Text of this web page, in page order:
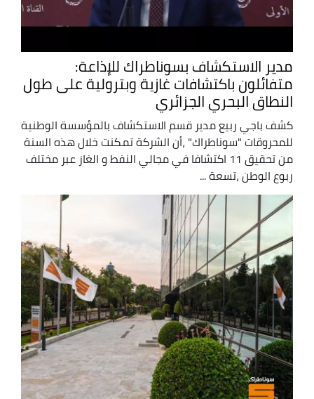
مدير الاستكشاف بسوناطراك للإذاعة:
متفائلون باكتشافات غازية وبترولية على طول
النطاق البحري الجزائري
كشف باجي ربيع مدير قسم الاستكشاف بالمؤسسة الوطنية
للمحروقات "سوناطراك" ،أن الشركة تمكنت خلال هذه السنة
من تحقيق 11 اكتشافا في مجالي النفط و الغاز عبر مختلف
ربوع الوطن ،تسعة ...